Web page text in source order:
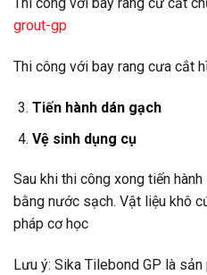
Thi công với bay rang cư cắt
grout-gp
Thi công với bay rang cưa cắt
Tiến hành dán gạch
Vệ sinh dụng cụ
Sau khi thi công xong tiến
bằng nước sạch. Vật liệu khô
pháp cơ học
Lưu ý: Sika Tilebond GP là